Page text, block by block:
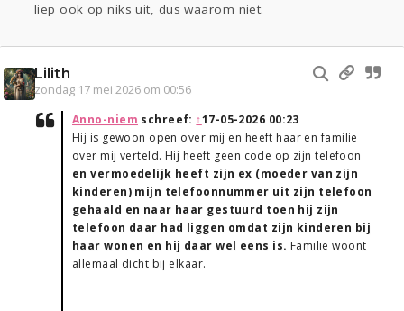
liep ook op niks uit, dus waarom niet.
Lilith
zondag 17 mei 2026 om 00:56
Anno-niem schreef: ↑17-05-2026 00:23
Hij is gewoon open over mij en heeft haar en familie
over mij verteld. Hij heeft geen code op zijn telefoon
en vermoedelijk heeft zijn ex (moeder van zijn
kinderen) mijn telefoonnummer uit zijn telefoon
gehaald en naar haar gestuurd toen hij zijn
telefoon daar had liggen omdat zijn kinderen bij
haar wonen en hij daar wel eens is. Familie woont
allemaal dicht bij elkaar.